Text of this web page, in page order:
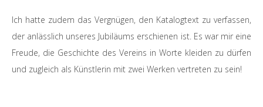
Ich hatte zudem das Vergnügen, den Katalogtext zu verfassen,
der anlässlich unseres Jubiläums erschienen ist. Es war mir eine
Freude, die Geschichte des Vereins in Worte kleiden zu dürfen
und zugleich als Künstlerin mit zwei Werken vertreten zu sein!